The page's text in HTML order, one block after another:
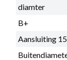
diamter
B+
Aansluiting